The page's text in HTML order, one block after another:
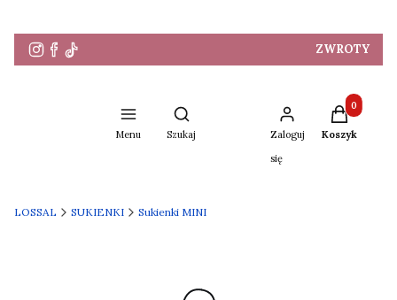
ZWROTY
Menu
Otwórz wyszukiwarkę
Szukaj
Zaloguj
się
Produkty
Koszyk
LOSSAL SUKIENKI Sukienki MINI